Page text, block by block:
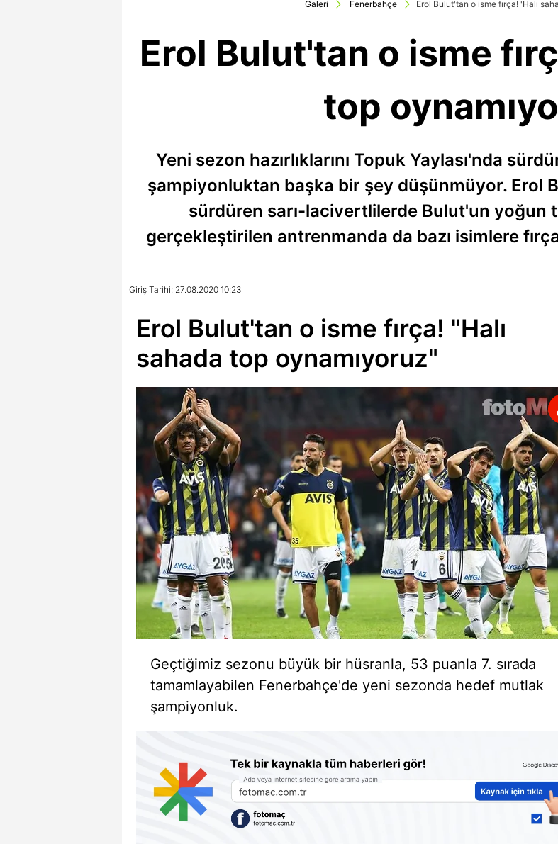
Galeri Fenerbahçe Erol Bulut'tan o isme fırça! 'Halı
Erol Bulut'tan o isme
top
Yeni sezon hazırlıklarını Topuk Yaylası'nda
şampiyonluktan başka bir şey düşünmüyor. Erol
sürdüren sarı-lacivertlilerde Bulut'un yoğun
gerçekleştirilen antrenmanda da bazı isimlere
Giriş Tarihi: 27.08.2020 10:23
Erol Bulut'tan o isme fırça! "Halı
sahada top oynamıyoruz"
Geçtiğimiz sezonu büyük bir hüsranla, 53 puanla 7. sırada
tamamlayabilen Fenerbahçe'de yeni sezonda hedef mutlak
şampiyonluk.